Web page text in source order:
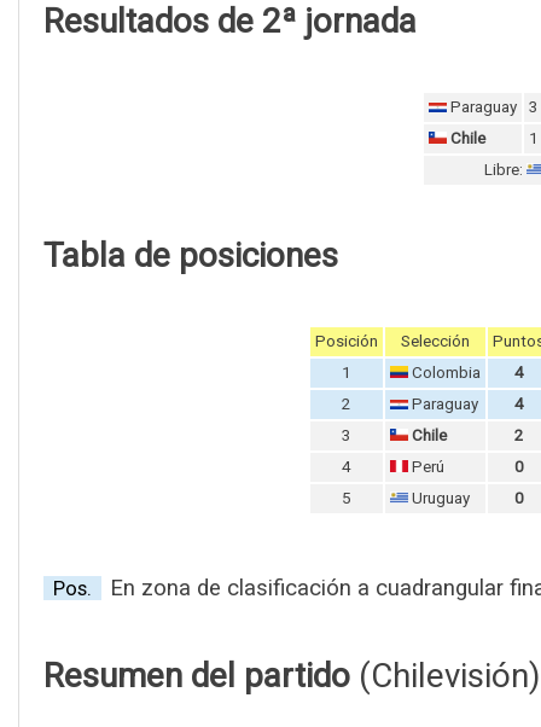
Resultados de 2ª jornada
Paraguay
3
Chile
1
Libre:
Tabla de posiciones
Posición Selección
1
Colombia
4
2
Paraguay
4
3
Chile
2
4
Perú
0
5
Uruguay 0
Pos. En zona de clasificación a cuadrangular
Resumen del partido (Chilevisión)